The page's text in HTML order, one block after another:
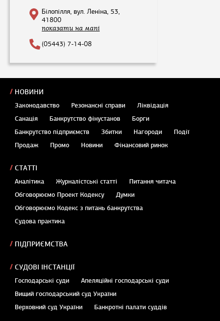
Білопілля, вул. Леніна, 53,
41800
показати на мапі
(05443) 7-14-08
НОВИНИ
Законодавство Резонансні справи
Ліквідація
Санація
Банкрутство фінустанов
Борги
Банкрутство підприємств
Збитки Нагороди
Події
Продаж
Промо Новини Фінансовий ринок
СТАТТІ
Аналітика Журналістські статті
Питання читача
Обговорюємо Проект Кодексу
Думки
Обговорюємо Кодекс з питань банкрутства
Судова практика
ПІДПРИЄМСТВА
СУДОВІ ІНСТАНЦІЇ
Господарські суди
Апеляційні господарські суди
Вищий господарський суд України
Верховний суд України
Банкротні палати суддів